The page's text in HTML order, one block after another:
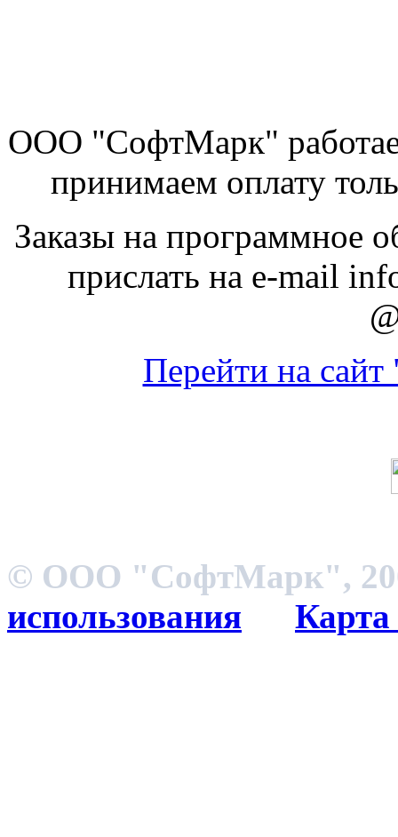
ООО "СофтМарк"
принимаем оплату
Заказы на программное
прислать на e-mail
Перейти на
© ООО "СофтМарк",
использования
Карта